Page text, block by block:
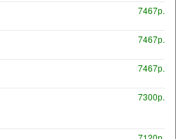
7467р.
7467р.
7467р.
7300р.